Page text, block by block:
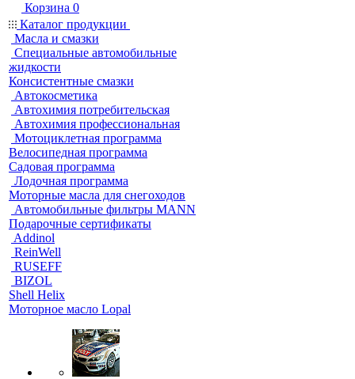
Корзина 0
Каталог продукции
Масла и смазки
Специальные автомобильные
жидкости
Консистентные смазки
Автокосметика
Автохимия потребительская
Автохимия профессиональная
Мотоциклетная программа
Велосипедная программа
Садовая программа
Лодочная программа
Моторные масла для снегоходов
Автомобильные фильтры MANN
Подарочные сертификаты
Addinol
ReinWell
RUSEFF
BIZOL
Shell Helix
Моторное масло Lopal